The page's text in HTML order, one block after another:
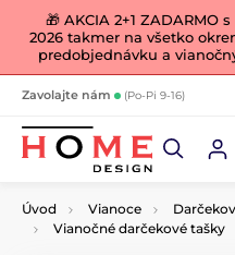
🎁 AKCIA 2+1 ZADARMO
2026 takmer na všetko
predobjednávku a
Zavolajte nám (Po-Pi 9-16)
Úvod Vianoce
Vianočné darčekové tašky